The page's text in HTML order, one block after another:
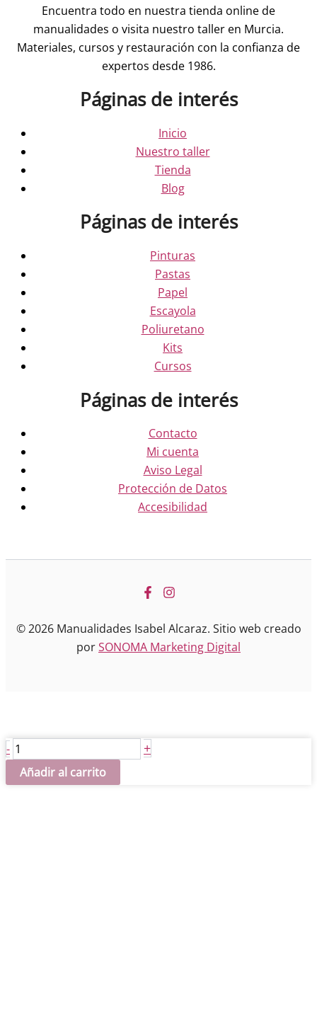
Encuentra todo en nuestra tienda online de
manualidades o visita nuestro taller en Murcia.
Materiales, cursos y restauración con la confianza de
expertos desde 1986.
Páginas de interés
Inicio
Nuestro taller
Tienda
Blog
Páginas de interés
Pinturas
Pastas
Papel
Escayola
Poliuretano
Kits
Cursos
Páginas de interés
Contacto
Mi cuenta
Aviso Legal
Protección de Datos
Accesibilidad
© 2026 Manualidades Isabel Alcaraz. Sitio web creado
porSONOMA Marketing Digital
- Escudo
del
Madrid
+
Añadir al carrito